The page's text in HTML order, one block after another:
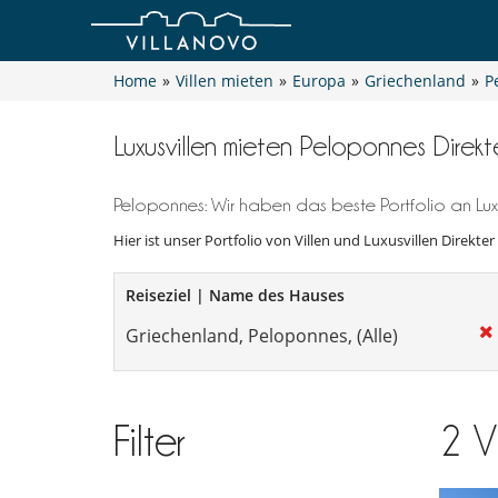
Home » Villen mieten » Europa » Griechenland »
Luxusvillen mieten Peloponnes
Peloponnes: Wir haben das beste Portfolio an
Hier ist unser Portfolio von Villen und Luxusvillen
Reiseziel | Name des Hauses
Filter 2